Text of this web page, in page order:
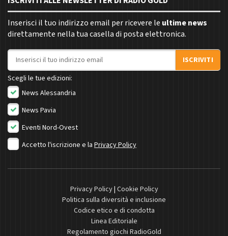
Inserisci il tuo indirizzo email per ricevere le ultime news
direttamente nella tua casella di posta elettronica.
Indirizzo email
ISCRIVITI
Scegli le tue edizioni:
News Alessandria
News Pavia
Eventi Nord-Ovest
Accetto l'iscrizione e la Privacy Policy
Privacy Policy| Cookie Policy
Politica sulla diversità e inclusione
Codice etico e di condotta
Linea Editoriale
Regolamento giochi RadioGold